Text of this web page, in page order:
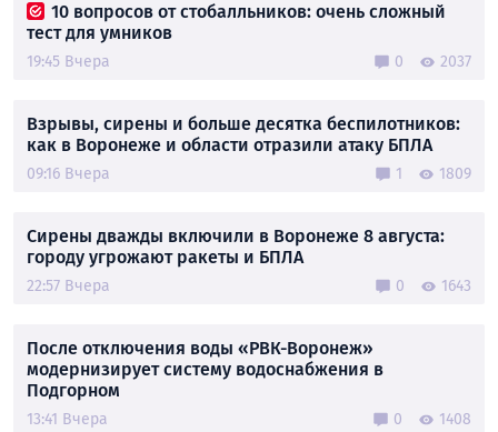
10 вопросов от стобалльников: очень сложный
тест для умников
19:45 Вчера 0 2037
Взрывы, сирены и больше десятка беспилотников:
как в Воронеже и области отразили атаку БПЛА
09:16 Вчера 1 1809
Сирены дважды включили в Воронеже 8 августа:
городу угрожают ракеты и БПЛА
22:57 Вчера 0 1643
После отключения воды «РВК-Воронеж»
модернизирует систему водоснабжения в
Подгорном
13:41 Вчера 0 1408